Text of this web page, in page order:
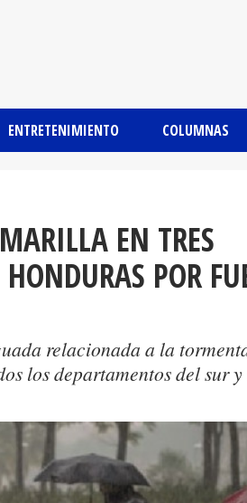
ENTRETENIMIENTO COLUMNAS
EN TRES
POR
relacionada a la
los departamentos del sur